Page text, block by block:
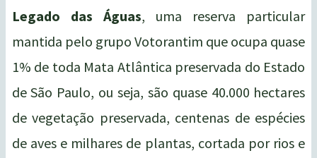
Legado das Águas, uma reserva particular
mantida pelo grupo Votorantim que ocupa quase
1% de toda Mata Atlântica preservada do Estado
de São Paulo, ou seja, são quase 40.000 hectares
de vegetação preservada, centenas de espécies
de aves e milhares de plantas, cortada por rios e